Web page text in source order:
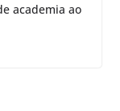
academia ao